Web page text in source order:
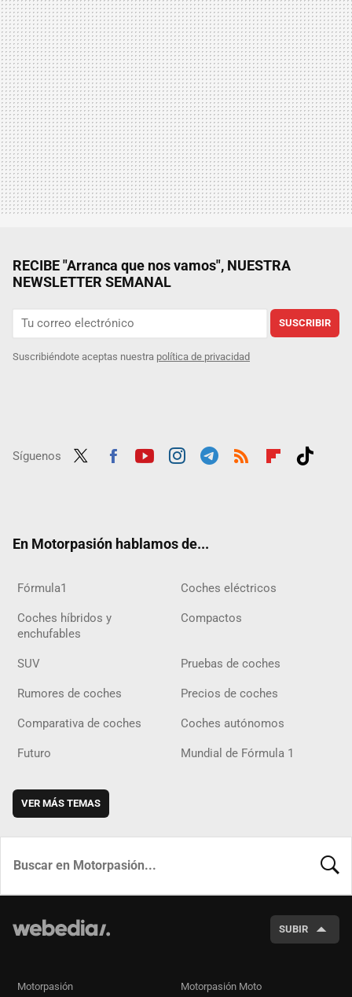
RECIBE "Arranca que nos vamos", NUESTRA
NEWSLETTER SEMANAL
SUSCRIBIR
Suscribiéndote aceptas nuestra política de privacidad
Síguenos
En Motorpasión hablamos de...
Fórmula1 Coches eléctricos
Coches híbridos y
enchufables
Compactos
SUV Pruebas de coches
Rumores de coches Precios de coches
Comparativa de coches Coches autónomos
Futuro Mundial de Fórmula 1
VER MÁS TEMAS
SUBIR
Motorpasión Motorpasión Moto